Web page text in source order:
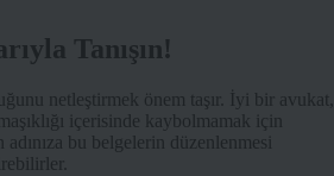
Tanışın!
netleştirmek önem taşır. İyi bir avukat,
içerisinde kaybolmamak için
bu belgelerin düzenlenmesi